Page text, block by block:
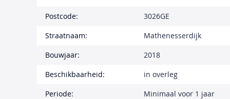
Postcode:
3026GE
Straatnaam:
Mathenesserdijk
Bouwjaar:
2018
Beschikbaarheid:
in overleg
Periode:
Minimaal voor 1 jaar